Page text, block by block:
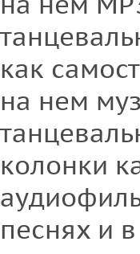
как
на нем
колонки
песнях и